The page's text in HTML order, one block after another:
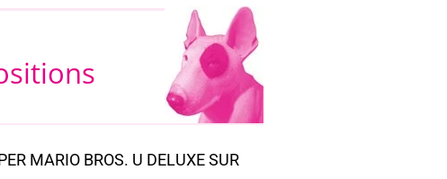
MARIO BROS. U DELUXE SUR